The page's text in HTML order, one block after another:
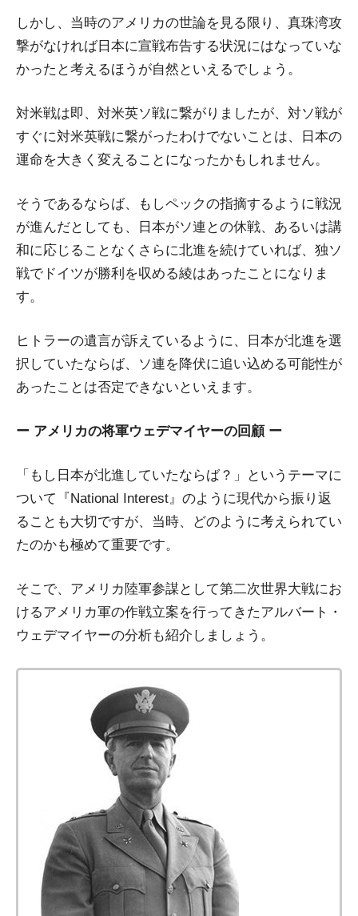
しかし、当時のアメリカの世論を見る限り、真珠湾攻
撃がなければ日本に宣戦布告する状況にはなっていな
かったと考えるほうが自然といえるでしょう。
対米戦は即、対米英ソ戦に繋がりましたが、対ソ戦が
すぐに対米英戦に繋がったわけでないことは、日本の
運命を大きく変えることになったかもしれません。
そうであるならば、もしペックの指摘するように戦況
が進んだとしても、日本がソ連との休戦、あるいは講
和に応じることなくさらに北進を続けていれば、独ソ
戦でドイツが勝利を収める綾はあったことになりま
す。
ヒトラーの遺言が訴えているように、日本が北進を選
択していたならば、ソ連を降伏に追い込める可能性が
あったことは否定できないといえます。
ー アメリカの将軍ウェデマイヤーの回顧 ー
「もし日本が北進していたならば？」というテーマに
ついて『National Interest』のように現代から振り返
ることも大切ですが、当時、どのように考えられてい
たのかも極めて重要です。
そこで、アメリカ陸軍参謀として第二次世界大戦にお
けるアメリカ軍の作戦立案を行ってきたアルバート・
ウェデマイヤーの分析も紹介しましょう。